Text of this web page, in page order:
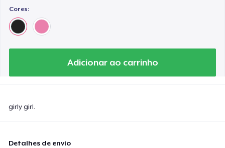
Cores:
Adicionar ao carrinho
girly girl.
Detalhes de envio